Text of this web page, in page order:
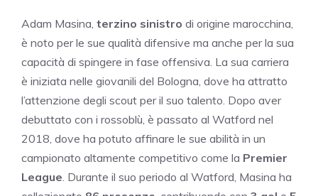
Adam Masina, terzino sinistro di origine marocchina,
è noto per le sue qualità difensive ma anche per la sua
capacità di spingere in fase offensiva. La sua carriera
è iniziata nelle giovanili del Bologna, dove ha attratto
l’attenzione degli scout per il suo talento. Dopo aver
debuttato con i rossoblù, è passato al Watford nel
2018, dove ha potuto affinare le sue abilità in un
campionato altamente competitivo come la Premier
League . Durante il suo periodo al Watford, Masina ha